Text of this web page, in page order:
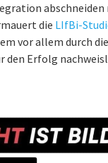
die LIfBi-
vor allem durch
den Erfolg